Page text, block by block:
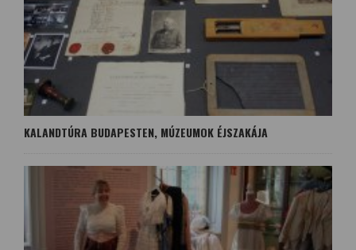
KALANDTÚRA BUDAPESTEN, MÚZEUMOK ÉJSZAKÁJA